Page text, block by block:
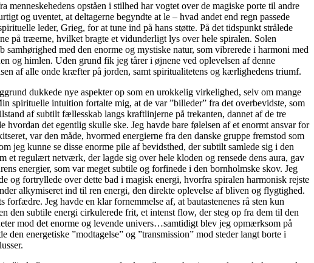
opståen i stilhed har vogtet over de magiske porte til andre
og uventet, at deltagerne begyndte at le – hvad andet end regn passede
leder, Grieg, for at tune ind på hans støtte. På det tidspunkt strålede
på træerne, hvilket bragte et vidunderligt lys over hele spiralen. Solen
med den enorme og mystiske natur, som vibrerede i harmoni med
og himlen. Uden grund fik jeg tårer i øjnene ved oplevelsen af denne
af alle onde kræfter på jorden, samt spiritualitetens og kærlighedens triumf.
dukkede nye aspekter op som en urokkelig virkelighed, selv om mange
spirituelle intuition fortalte mig, at de var ”billeder” fra det overbevidste, som
af subtilt fællesskab langs kraftlinjerne på trekanten, dannet af de tre
det egentlig skulle ske. Jeg havde bare følelsen af et enormt ansvar for
var den måde, hvormed energierne fra den danske gruppe fremstod som
jeg kunne se disse enorme pile af bevidsthed, der subtilt samlede sig i den
regulært netværk, der lagde sig over hele kloden og rensede dens aura, gav
energier, som var meget subtile og forfinede i den bornholmske skov. Jeg
og fortryllede over dette bad i magisk energi, hvorfra spiralen harmonisk rejste
alkymiseret ind til ren energi, den direkte oplevelse af bliven og flygtighed.
Jeg havde en klar fornemmelse af, at bautastenenes rå sten kun
den subtile energi cirkulerede frit, et intenst flow, der steg op fra dem til den
mod det enorme og levende univers…samtidigt blev jeg opmærksom på
energetiske ”modtagelse” og ”transmission” mod steder langt borte i